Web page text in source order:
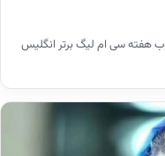
هفته سی ام لیگ برتر انگلیس